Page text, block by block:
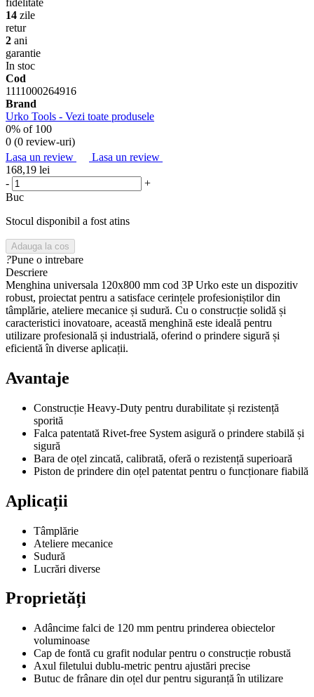
14 zile
retur
2 ani
garantie
In stoc
Cod
1111000264916
Brand
Urko Tools - Vezi toate produsele
0% of 100
0 (0 review-uri)
Lasa un review
Lasa un review
168,19 lei
-
+
Buc
Stocul disponibil a fost atins
Adauga la cos
?Pune o intrebare
Descriere
Menghina universala 120x800 mm cod 3P Urko este un dispozitiv
robust, proiectat pentru a satisface cerințele profesioniștilor din
tâmplărie, ateliere mecanice și sudură. Cu o construcție solidă și
caracteristici inovatoare, această menghină este ideală pentru
utilizare profesională și industrială, oferind o prindere sigură și
eficientă în diverse aplicații.
Avantaje
Construcție Heavy-Duty pentru durabilitate și rezistență
sporită
Falca patentată Rivet-free System asigură o prindere stabilă și
sigură
Bara de oțel zincată, calibrată, oferă o rezistență superioară
Piston de prindere din oțel patentat pentru o funcționare fiabilă
Aplicații
Tâmplărie
Ateliere mecanice
Sudură
Lucrări diverse
Proprietăți
Adâncime falci de 120 mm pentru prinderea obiectelor
voluminoase
Cap de fontă cu grafit nodular pentru o construcție robustă
Axul filetului dublu-metric pentru ajustări precise
Butuc de frânare din oțel dur pentru siguranță în utilizare